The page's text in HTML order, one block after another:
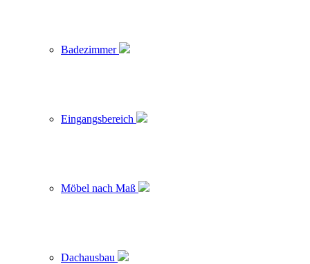
Badezimmer
Eingangsbereich
Möbel nach Maß
Dachausbau